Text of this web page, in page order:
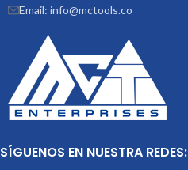
Email: info@mctools.co
SÍGUENOS EN NUESTRA REDES: